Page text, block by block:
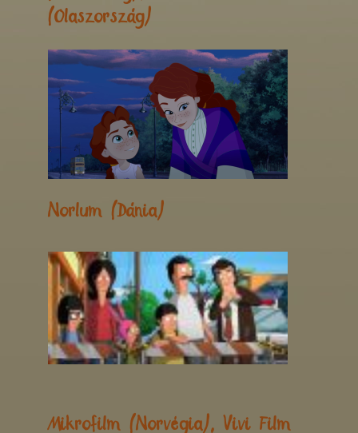
(Olaszország)
Norlum (Dánia)
Mikrofilm (Norvégia), Vivi Film